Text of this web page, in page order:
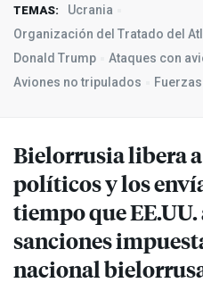
TEMAS:
Ucrania
Organización del Tratado del
Donald Trump
Ataques con
Aviones no tripulados
Bielorrusia libera a
políticos y los
tiempo que
sanciones
nacional